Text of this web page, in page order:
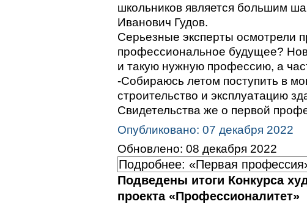
школьников является большим
Иванович Гудов.
Серьезные эксперты осмотрели
профессиональное будущее?
и такую нужную профессию, а
-Собираюсь летом поступить в
строительство и эксплуатацию
Свидетельства же о первой
Опубликовано: 07 декабря 2022
Обновлено: 08 декабря 2022
Подробнее: «Первая
Подведены итоги Конкурса
проекта «Профессионалитет»